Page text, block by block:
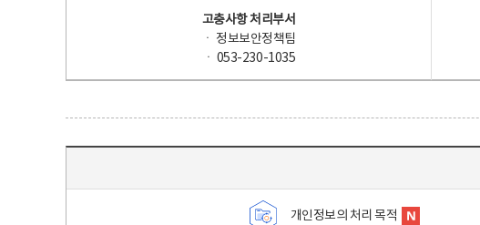
고충사항 처리부서
ㆍ 정보보안정책팀
ㆍ 053-230-1035
개인정보의 처리 목적